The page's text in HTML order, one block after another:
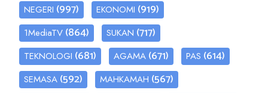
NEGERI (997) EKONOMI (919)
1MediaTV (864) SUKAN (717)
TEKNOLOGI (681) AGAMA (671) PAS (614)
SEMASA (592) MAHKAMAH (567)